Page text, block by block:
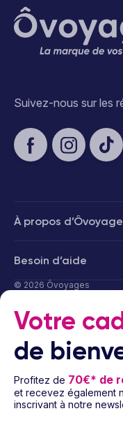
Suivez-nous sur les
À propos
Besoin d’aide
© 2026 Ôvoyages
Paiement sécurisé
Votre
de
Profitez de 70€* de
et recevez également
inscrivant à notre